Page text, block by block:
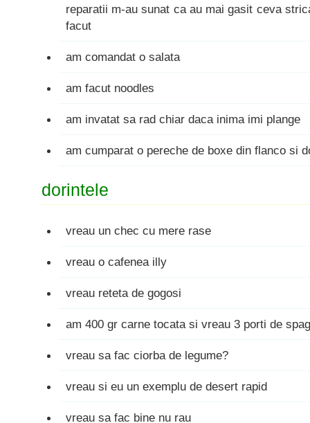
reparatii m-au sunat ca au mai gasit ceva
facut
am comandat o salata
am facut noodles
am invatat sa rad chiar daca inima imi plange
am cumparat o pereche de boxe din flanco si
dorintele
vreau un chec cu mere rase
vreau o cafenea illy
vreau reteta de gogosi
am 400 gr carne tocata si vreau 3 porti de
vreau sa fac ciorba de legume?
vreau si eu un exemplu de desert rapid
vreau sa fac bine nu rau